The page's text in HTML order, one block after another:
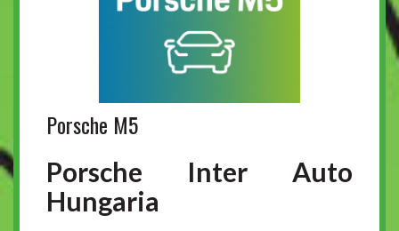
Porsche M5
Porsche Inter Auto
Hungaria